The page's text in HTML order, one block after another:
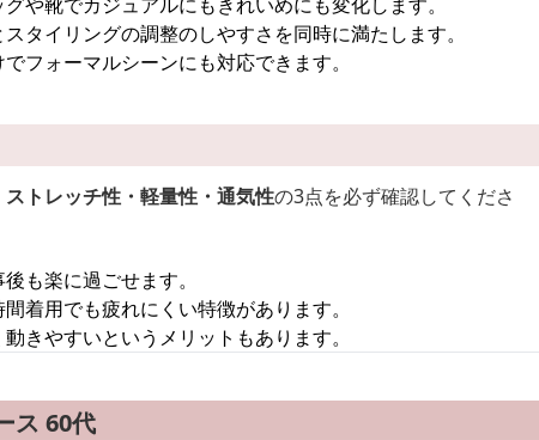
タイリングの調整のしやすさを同時に満たします。
フォーマルシーンにも対応できます。
ストレッチ性・軽量性・通気性の3点を必ず確認してくださ
も楽に過ごせます。
着用でも疲れにくい特徴があります。
きやすいというメリットもあります。
ス 60代